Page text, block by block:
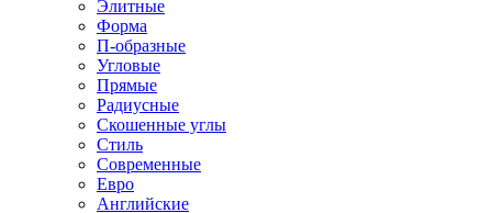
Элитные
Форма
П-образные
Угловые
Прямые
Радиусные
Скошенные углы
Стиль
Современные
Евро
Английские